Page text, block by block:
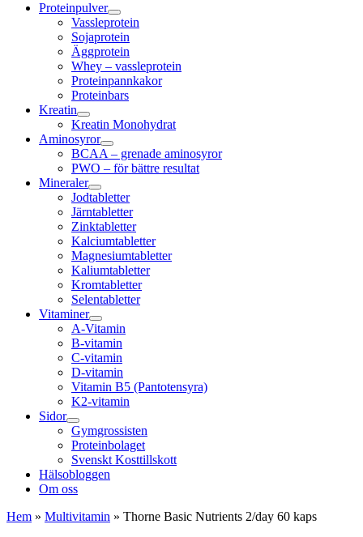
Proteinpulver
Vassleprotein
Sojaprotein
Äggprotein
Whey – vassleprotein
Proteinpannkakor
Proteinbars
Kreatin
Kreatin Monohydrat
Aminosyror
BCAA – grenade aminosyror
PWO – för bättre resultat
Mineraler
Jodtabletter
Järntabletter
Zinktabletter
Kalciumtabletter
Magnesiumtabletter
Kaliumtabletter
Kromtabletter
Selentabletter
Vitaminer
A-Vitamin
B-vitamin
C-vitamin
D-vitamin
Vitamin B5 (Pantotensyra)
K2-vitamin
Sidor
Gymgrossisten
Proteinbolaget
Svenskt Kosttillskott
Hälsobloggen
Om oss
Hem » Multivitamin » Thorne Basic Nutrients 2/day 60 kaps